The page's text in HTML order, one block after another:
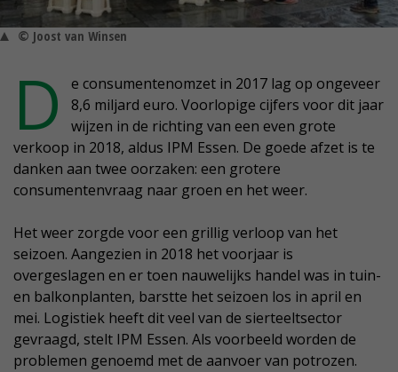
© Joost van Winsen
D
e consumentenomzet in 2017 lag op ongeveer
8,6 miljard euro. Voorlopige cijfers voor dit jaar
wijzen in de richting van een even grote
verkoop in 2018, aldus IPM Essen. De goede afzet is te
danken aan twee oorzaken: een grotere
consumentenvraag naar groen en het weer.
Het weer zorgde voor een grillig verloop van het
seizoen. Aangezien in 2018 het voorjaar is
overgeslagen en er toen nauwelijks handel was in tuin-
en balkonplanten, barstte het seizoen los in april en
mei. Logistiek heeft dit veel van de sierteeltsector
gevraagd, stelt IPM Essen. Als voorbeeld worden de
problemen genoemd met de aanvoer van potrozen.